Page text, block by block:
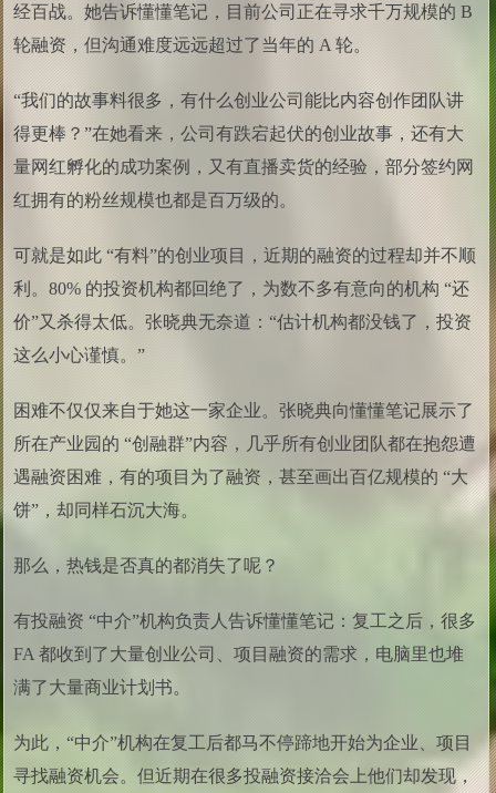
经百战。她告诉懂懂笔记，目前公司正在寻求千万规模的 B
轮融资，但沟通难度远远超过了当年的 A 轮。
“我们的故事料很多，有什么创业公司能比内容创作团队讲
得更棒？”在她看来，公司有跌宕起伏的创业故事，还有大
量网红孵化的成功案例，又有直播卖货的经验，部分签约网
红拥有的粉丝规模也都是百万级的。
可就是如此 “有料”的创业项目，近期的融资的过程却并不顺
利。80% 的投资机构都回绝了，为数不多有意向的机构 “还
价”又杀得太低。张晓典无奈道：“估计机构都没钱了，投资
这么小心谨慎。”
困难不仅仅来自于她这一家企业。张晓典向懂懂笔记展示了
所在产业园的 “创融群”内容，几乎所有创业团队都在抱怨遭
遇融资困难，有的项目为了融资，甚至画出百亿规模的 “大
饼”，却同样石沉大海。
那么，热钱是否真的都消失了呢？
有投融资 “中介”机构负责人告诉懂懂笔记：复工之后，很多
FA 都收到了大量创业公司、项目融资的需求，电脑里也堆
满了大量商业计划书。
为此，“中介”机构在复工后都马不停蹄地开始为企业、项目
寻找融资机会。但近期在很多投融资接洽会上他们却发现，